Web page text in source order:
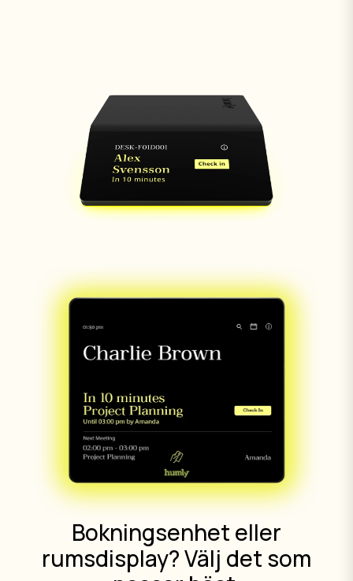
Bokningsenhet eller
rumsdisplay? Välj det som